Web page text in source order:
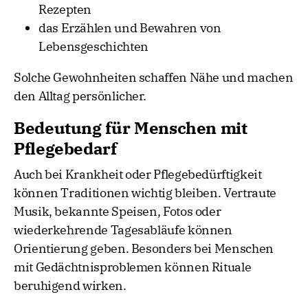
Rezepten
das Erzählen und Bewahren von
Lebensgeschichten
Solche Gewohnheiten schaffen Nähe und machen
den Alltag persönlicher.
Bedeutung für Menschen mit
Pflegebedarf
Auch bei Krankheit oder Pflegebedürftigkeit
können Traditionen wichtig bleiben. Vertraute
Musik, bekannte Speisen, Fotos oder
wiederkehrende Tagesabläufe können
Orientierung geben. Besonders bei Menschen
mit Gedächtnisproblemen können Rituale
beruhigend wirken.